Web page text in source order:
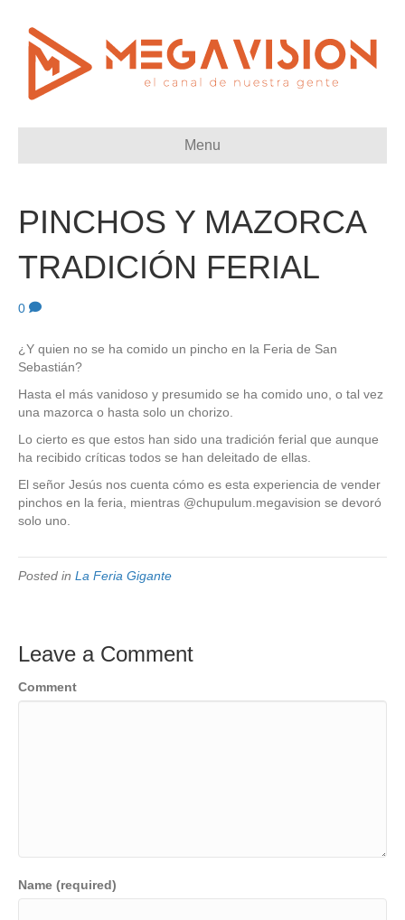
Menu
PINCHOS Y MAZORCA
TRADICIÓN FERIAL
0
¿Y quien no se ha comido un pincho en la Feria de San
Sebastián?
Hasta el más vanidoso y presumido se ha comido uno, o tal vez
una mazorca o hasta solo un chorizo.
Lo cierto es que estos han sido una tradición ferial que aunque
ha recibido críticas todos se han deleitado de ellas.
El señor Jesús nos cuenta cómo es esta experiencia de vender
pinchos en la feria, mientras @chupulum.megavision se devoró
solo uno.
Posted in La Feria Gigante
Leave a Comment
Comment
Name (required)